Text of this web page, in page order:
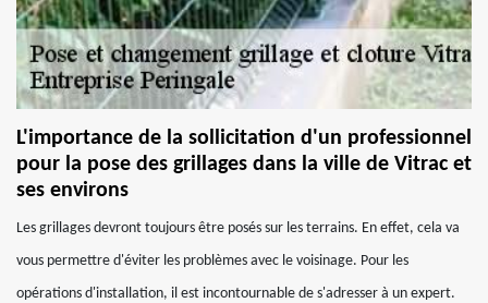
L'importance de la sollicitation d'un professionnel
pour la pose des grillages dans la ville de Vitrac et
ses environs
Les grillages devront toujours être posés sur les terrains. En effet, cela va
vous permettre d'éviter les problèmes avec le voisinage. Pour les
opérations d'installation, il est incontournable de s'adresser à un expert.